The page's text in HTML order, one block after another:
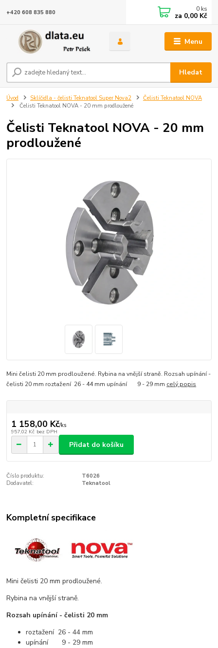
Menu
Hledat
+420 608 835 880 0 ks
za 0,00 Kč
Úvod Sklíčidla - čelisti Teknatool Super Nova2
Čelisti Teknatool NOVA
Čelisti Teknatool NOVA - 20 mm prodloužené
Čelisti Teknatool NOVA - 20 mm
prodloužené
Mini čelisti 20 mm prodloužené. Rybina na vnější straně. Rozsah upínání -
čelisti 20 mm roztažení 26 - 44 mm upínání 9 - 29 mm celý popis
1 158,00 Kč/ks
957,02 Kč bez DPH
Přidat do košíku
Číslo produktu:
T6026
Dodavatel:
Teknatool
Kompletní specifikace
Mini čelisti 20 mm prodloužené.
Rybina na vnější straně.
Rozsah upínání - čelisti 20 mm
roztažení 26 - 44 mm
upínání 9 - 29 mm